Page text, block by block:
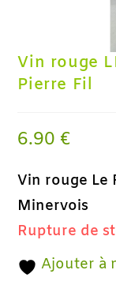
Vin rouge
Pierre Fil
6.90 €
Vin rouge Le
Minervois
Rupture de
Ajouter à